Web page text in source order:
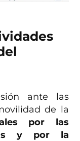
ante las
de la
por las
y por la